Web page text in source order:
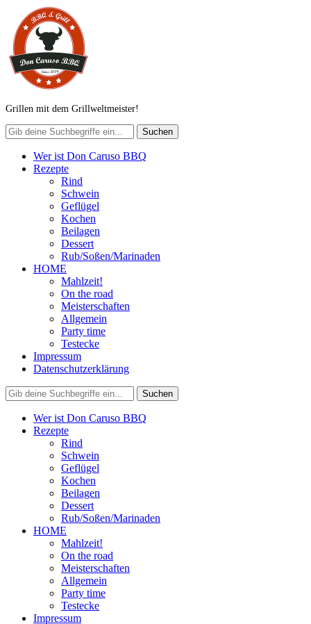
Grillen mit dem Grillweltmeister!
Wer ist Don Caruso BBQ
Rezepte
Rind
Schwein
Geflügel
Kochen
Beilagen
Dessert
Rub/Soßen/Marinaden
HOME
Mahlzeit!
On the road
Meisterschaften
Allgemein
Party time
Testecke
Impressum
Datenschutzerklärung
Wer ist Don Caruso BBQ
Rezepte
Rind
Schwein
Geflügel
Kochen
Beilagen
Dessert
Rub/Soßen/Marinaden
HOME
Mahlzeit!
On the road
Meisterschaften
Allgemein
Party time
Testecke
Impressum